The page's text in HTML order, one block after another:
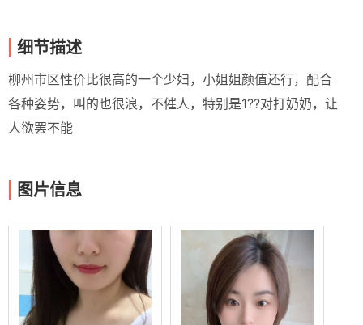
细节描述
柳州市区性价比很高的一个少妇，小姐姐颜值还行，配合
各种姿势，叫的也很浪，不催人，特别是1??对打奶奶，让
人欲罢不能
图片信息